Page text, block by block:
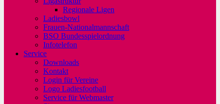
Regionale Ligen
Ladiesbowl
Frauen-Nationalmannschaft
BSO Bundesspielordnung
Infotelefon
Service
Downloads
Kontakt
Login für Vereine
Logo Ladiesfootball
Service für Webmaster